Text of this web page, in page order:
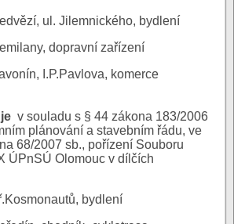
ul. Jilemnického, bydlení
dopravní zařízení
I.P.Pavlova, komerce
v souladu s § 44 zákona 183/2006
plánování a stavebním řádu, ve
68/2007 sb., pořízení Souboru
ÚPnSÚ Olomouc v dílčích
bydlení